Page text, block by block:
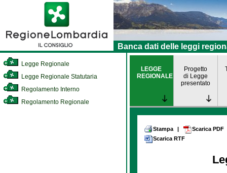
Banca dati delle leggi
Legge Regionale
Legge Regionale Statutaria
Regolamento Interno
Regolamento Regionale
LEGGE
REGIONALE
Progetto
di Legge
presentato
Stampa |
Scarica PDF
Scarica RTF